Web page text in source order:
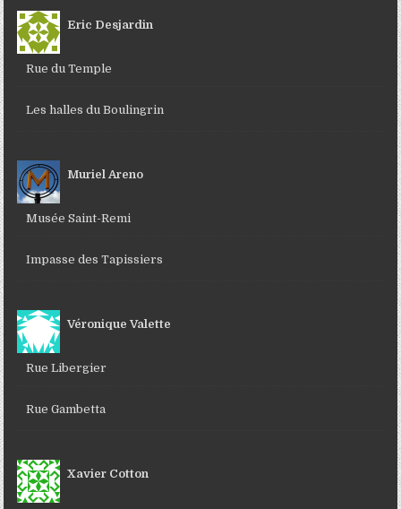
Eric Desjardin
Rue du Temple
Les halles du Boulingrin
Muriel Areno
Musée Saint-Remi
Impasse des Tapissiers
Véronique Valette
Rue Libergier
Rue Gambetta
Xavier Cotton